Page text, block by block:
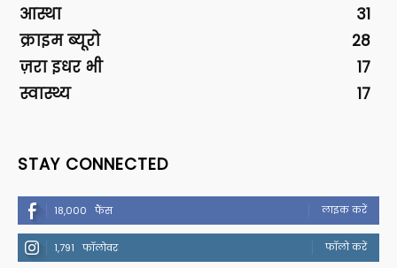
आस्था
31
क्राइम ब्यूरो
28
ज़रा इधर भी
17
स्वास्थ्य
17
STAY CONNECTED
18,000 फैंस लाइक करें
1,791 फॉलोवर फॉलो करें